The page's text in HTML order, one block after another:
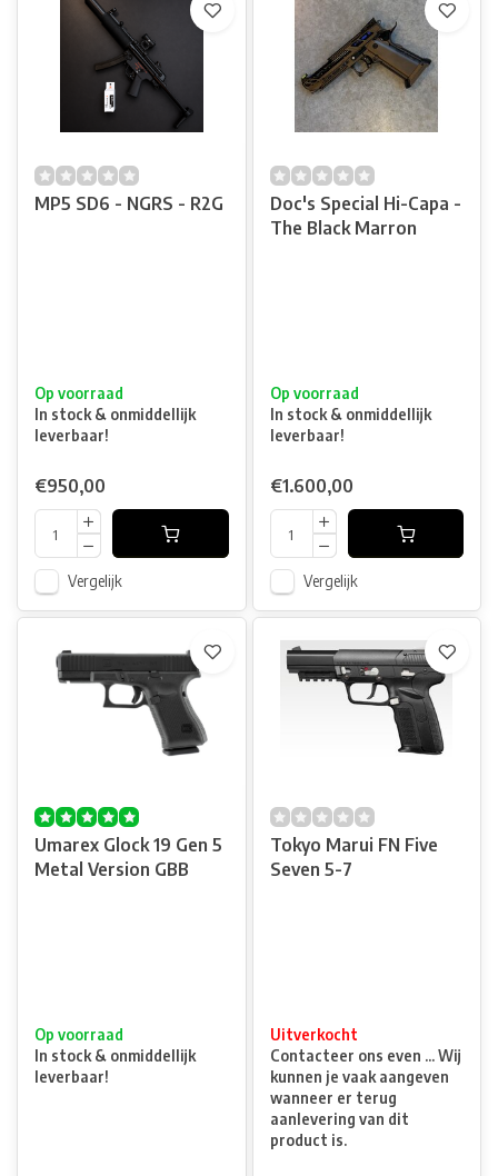
MP5 SD6 - NGRS - R2G
Op voorraad
In stock & onmiddellijk
leverbaar!
€950,00
Vergelijk
Doc's Special Hi-Capa -
The Black Marron
Op voorraad
In stock & onmiddellijk
leverbaar!
€1.600,00
Vergelijk
Umarex Glock 19 Gen 5
Metal Version GBB
Op voorraad
In stock & onmiddellijk
leverbaar!
Tokyo Marui FN Five
Seven 5-7
Uitverkocht
Contacteer ons even ... Wij
kunnen je vaak aangeven
wanneer er terug
aanlevering van dit
product is.